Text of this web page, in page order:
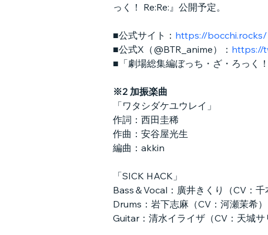
っく！ Re:Re:』公開予定。
■公式サイト： https://bocchi.rocks/
■公式X（@BTR_anime）： https://
■「劇場総集編ぼっち・ざ・ろっく
※2 加振楽曲
「ワタシダケユウレイ」
作詞：西田圭稀
作曲：安谷屋光生
編曲：akkin
「SICK HACK」
Bass＆Vocal：廣井きくり（CV：千
Drums：岩下志麻（CV：河瀬茉希）
Guitar：清水イライザ（CV：天城サ